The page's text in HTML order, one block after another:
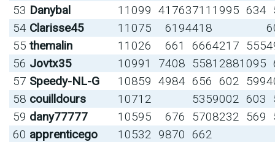
53 Danybal 11099 41763711 1995 634
54 Clarisse45 11075 6194418
55 themalin 11026 661 6664217 555
56 Jovtx35 10991 7408 55812881095
57 Speedy-NL-G 10859 4984 656 602 599
58 couilldours 10712 5359002 603
59 dany77777 10595 676 5708232 569
60 apprenticego 10532 9870 662